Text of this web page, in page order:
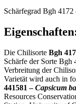
Schärfegrad Bgh 4172
Die Chilisorte Bgh
Schärfe der Sorte
Verbreitung der
Varietät wird auch in
441581 –Capsicum
Resources